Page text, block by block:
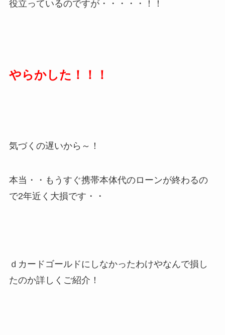
役立っているのですが・・・・・！！
やらかした！！！
気づくの遅いから～！
本当・・もうすぐ携帯本体代のローンが終わるの
で2年近く大損です・・
ｄカードゴールドにしなかったわけやなんで損し
たのか詳しくご紹介！